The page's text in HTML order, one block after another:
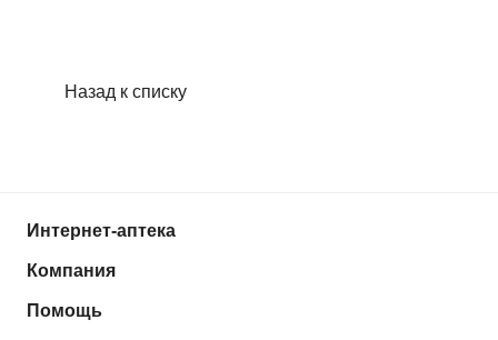
Назад к списку
Интернет-аптека
Компания
Помощь